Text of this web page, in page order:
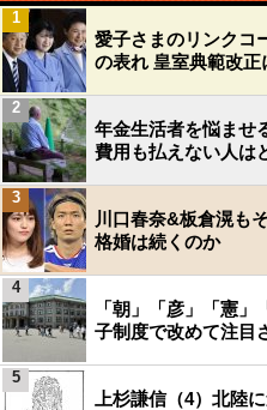
愛子さまのリンクコ
の表れ 皇室典範改
1
年金生活者を悩ませ
費用も払えない人は
2
川口春奈&板倉滉も
格婚は続くのか
3
「朝」「彦」「憲
子制度で改めて注目
4
上杉謙信（4）北陸
5